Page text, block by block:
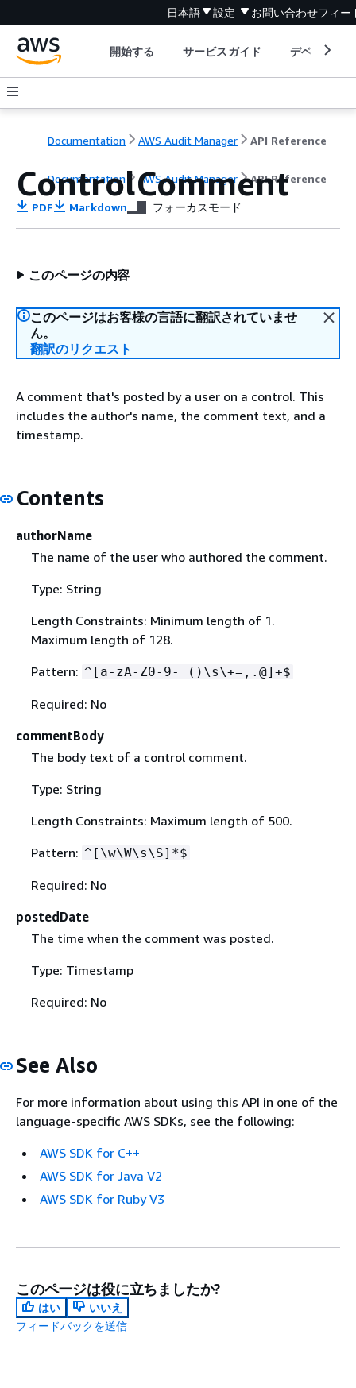
日本語 設定 お問い合わせフィー
開始する サービスガイド デベロッパ
Documentation AWS Audit Manager API Reference
Documentation AWS Audit Manager API Reference
ControlComment
PDF Markdown フォーカスモード
このページの内容
このページはお客様の言語に翻訳されていませ
ん。
翻訳のリクエスト
A comment that's posted by a user on a control. This
includes the author's name, the comment text, and a
timestamp.
Contents
authorName
The name of the user who authored the comment.
Type: String
Length Constraints: Minimum length of 1.
Maximum length of 128.
Pattern: ^[a-zA-Z0-9-_()\s\+=,.@]+$
Required: No
commentBody
The body text of a control comment.
Type: String
Length Constraints: Maximum length of 500.
Pattern: ^[\w\W\s\S]*$
Required: No
postedDate
The time when the comment was posted.
Type: Timestamp
Required: No
See Also
For more information about using this API in one of the
language-specific AWS SDKs, see the following:
AWS SDK for C++
AWS SDK for Java V2
AWS SDK for Ruby V3
このページは役に立ちましたか?
はい
いいえ
フィードバックを送信